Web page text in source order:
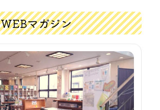
WEBマガジン